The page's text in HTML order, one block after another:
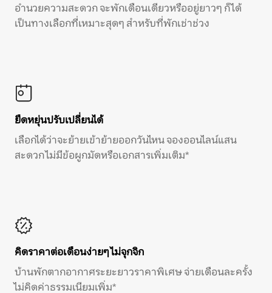
อำนวยความสะดวก จะพักเดือนเดียวหรืออยู่ยาวๆ ก็ได้
เป็นทางเลือกที่เหมาะสุดๆ สำหรับที่พักเช่าช่วง
ยืดหยุ่นปรับเปลี่ยนได้
เลือกได้ว่าจะย้ายเข้าย้ายออกวันไหน จองออนไลน์แสน
สะดวก ไม่มีข้อผูกมัดหรือเอกสารเพิ่มเติม*
คิดราคาต่อเดือนง่ายๆ ไม่จุกจิก
บ้านพักตากอากาศระยะยาวราคาพิเศษ จ่ายเดือนละครั้ง
ไม่คิดค่าธรรมเนียมเพิ่ม*